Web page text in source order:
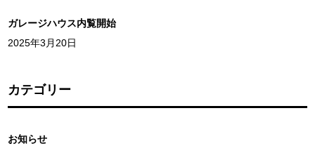
ガレージハウス内覧開始
2025年3月20日
カテゴリー
お知らせ